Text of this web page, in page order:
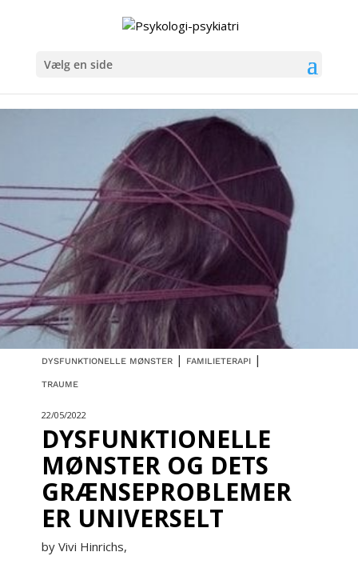
Vælg en side
DYSFUNKTIONELLE MØNSTER | FAMILIETERAPI |
TRAUME
22/05/2022
DYSFUNKTIONELLE
MØNSTER OG DETS
GRÆNSEPROBLEMER
ER UNIVERSELT
by Vivi Hinrichs,